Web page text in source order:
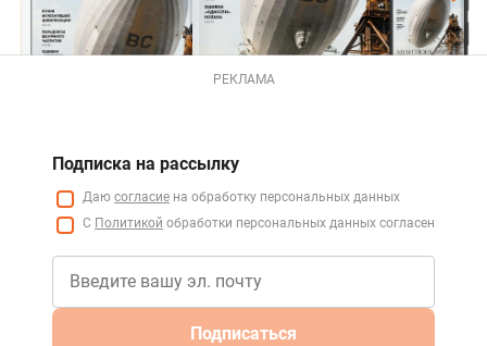
РЕКЛАМА
Подписка на рассылку
Даю согласие на обработку персональных данных
С Политикой обработки персональных данных согласен
Подписаться